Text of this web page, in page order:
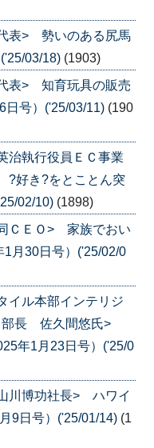
表> 勢いのある尻馬
03/18) (1903)
表> 知育玩具の販売
日号）('25/03/11) (190
執行役員ＥＣ事業
好き?をとことん突
02/10) (1898)
ＣＥＯ> 家族でおい
1月30日号）('25/02/0
ル本部インテリジ
部長 佐久間悠氏>
年1月23日号）('25/0
川博功社長> ハワイ
9日号）('25/01/14) (1